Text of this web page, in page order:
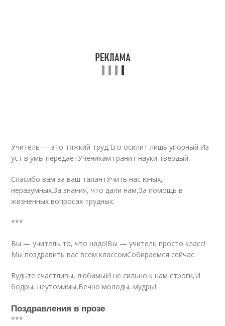
Учитель — это тяжкий труд,Его осилит лишь упорный.Из
уст в умы передаетУченикам гранит науки твёрдый.
Спасибо вам за ваш талантУчить нас юных,
неразумных.За знания, что дали нам,За помощь в
жизненных вопросах трудных.
***
Вы — учитель то, что надо!Вы — учитель просто класс!
Мы поздравить вас всем классомСобираемся сейчас.
Будьте счастливы, любимыИ не сильно к нам строги,И
бодры, неутомимы,Вечно молоды, мудры!
Поздравления в прозе
***